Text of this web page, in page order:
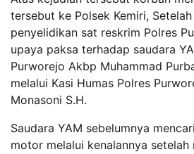
tersebut ke Polsek Kemiri,
penyelidikan sat reskrim Polres
upaya paksa terhadap saudara
Purworejo Akbp Muhammad
melalui Kasi Humas Polres
Monasoni S.H.
Saudara YAM sebelumnya
motor melalui kenalannya